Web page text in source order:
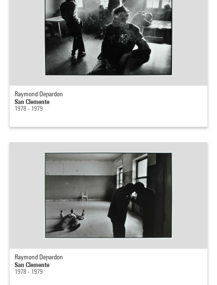
Raymond Depardon
San Clemente
1978 - 1979
Raymond Depardon
San Clemente
1978 - 1979